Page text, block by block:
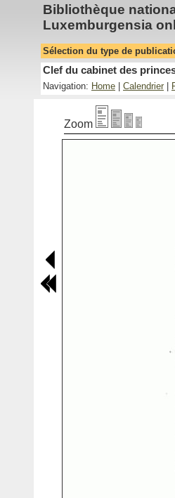
Bibliothèque
Luxemburgensia
Sélection du type de
Clef du cabinet des
Navigation: Home Calendrier
Zoom